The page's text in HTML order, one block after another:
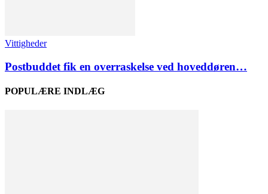
Vittigheder
Postbuddet fik en overraskelse ved hoveddøren…
POPULÆRE INDLÆG